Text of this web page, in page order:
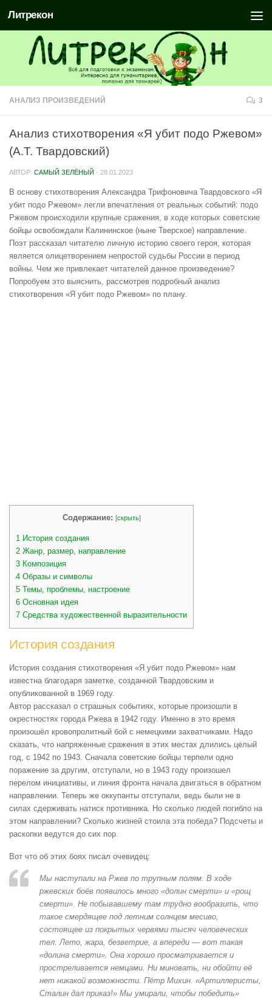
Литрекон
АНАЛИЗ ПРОИЗВЕДЕНИЙ 3
Анализ стихотворения «Я убит подо Ржевом»
(А.Т. Твардовский)
АВТОР: САМЫЙ ЗЕЛЁНЫЙ · 28.01.2023
В основу стихотворения Александра Трифоновича Твардовского «Я
убит подо Ржевом» легли впечатления от реальных событий: подо
Ржевом происходили крупные сражения, в ходе которых советские
бойцы освобождали Калининское (ныне Тверское) направление.
Поэт рассказал читателю личную историю своего героя, которая
является олицетворением непростой судьбы России в период
войны. Чем же привлекает читателей данное произведение?
Попробуем это выяснить, рассмотрев подробный анализ
стихотворения «Я убит подо Ржевом» по плану.
Содержание: [скрыть]
1
История создания
2 Жанр, размер, направление
3 Композиция
4 Образы и символы
5 Темы, проблемы, настроение
6 Основная идея
7 Средства художественной выразительности
История создания
История создания стихотворения «Я убит подо Ржевом» нам
известна благодаря заметке, созданной Твардовским и
опубликованной в 1969 году.
Автор рассказал о страшных событиях, которые произошли в
окрестностях города Ржева в 1942 году. Именно в это время
произошёл кровопролитный бой с немецкими захватчиками. Надо
сказать, что напряженные сражения в этих местах длились целый
год, с 1942 по 1943. Сначала советские бойцы терпели одно
поражение за другим, отступали, но в 1943 году произошел
перелом инициативы, и линия фронта начала двигаться в обратном
направлении. Теперь же оккупанты отступали, ведь были не в
силах сдерживать натиск противника. Но сколько людей погибло на
этом направлении? Сколько жизней стоила эта победа? Подсчеты и
раскопки ведутся до сих пор.
Вот что об этих боях писал очевидец:
Мы наступали на Ржев по трупным полям. В ходе
ржевских боёв появилось много «долин смерти» и «рощ
смерти». Не побывавшему там трудно вообразить, что
такое смердящее под летним солнцем месиво,
состоящее из покрытых червями тысяч человеческих
тел. Лето, жара, безветрие, а впереди — вот такая
«долина смерти». Она хорошо просматривается и
простреливается немцами. Ни миновать, ни обойти её
нет никакой возможности. Пётр Михин. «Артиллеристы,
Сталин дал приказ!» Мы умирали, чтобы победить»